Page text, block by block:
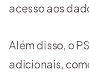
acesso aos
Além disso, o
adicionais,